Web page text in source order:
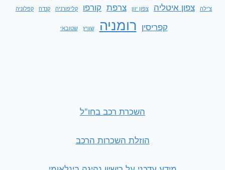
צ'ילה צפון איטליה צפון יוון צרפת קורפו קליפורניה קנדה קפלוניה
קפריסין רומניה שוויץ שטובאי
השכרת רכב בחו"ל
הוזלת השכרות הרכב